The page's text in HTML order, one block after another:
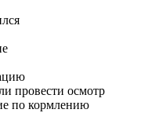
провести осмотр
по кормлению